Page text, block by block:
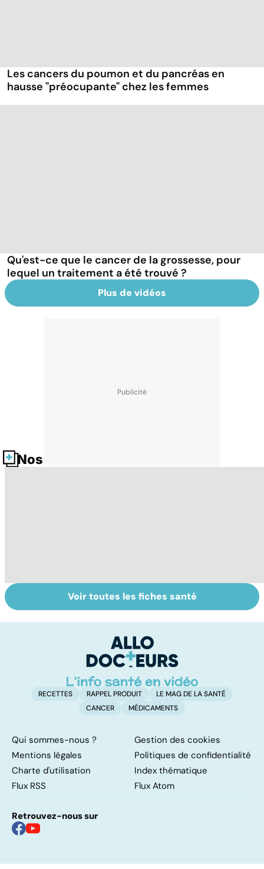
Les cancers du poumon et du pancréas en
hausse "préocupante" chez les femmes
Qu'est-ce que le cancer de la grossesse, pour
lequel un traitement a été trouvé ?
Plus de vidéos
Nos fiches santé
Tout savoir sur le
cancer de la
Mélanome : le
plus redouté des
peau
Voir toutes les fiches santé
RECETTES RAPPEL PRODUIT
LE MAG DE LA SANTÉ
CANCER
MÉDICAMENTS
Qui sommes-nous ?
Gestion des cookies
Mentions légales
Politiques de confidentialité
Charte d'utilisation
Index thématique
Flux RSS
Flux Atom
Retrouvez-nous sur